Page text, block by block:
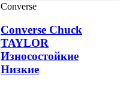
Converse
Converse Chuck
TAYLOR
Износостойкие
Низкие